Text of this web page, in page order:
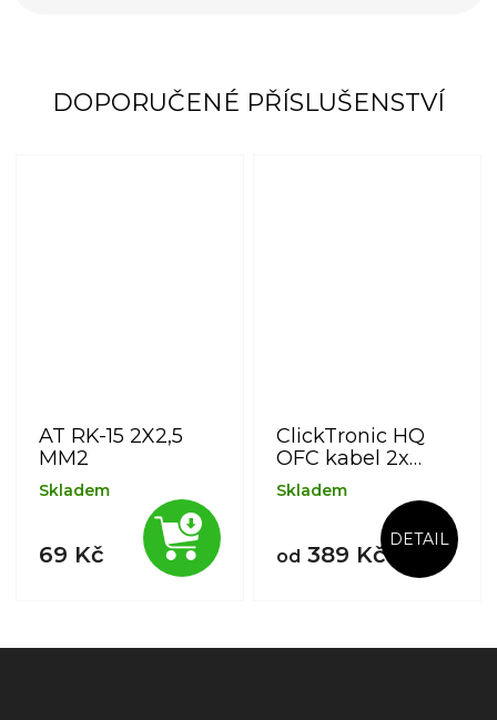
DOPORUČENÉ PŘÍSLUŠENSTVÍ
AT RK-15 2X2,5
MM2
Skladem
69 Kč
ClickTronic HQ
OFC kabel 2x
CINCH - 2x CINCH
RCA, M/M
Skladem
od 389 Kč
DETAIL